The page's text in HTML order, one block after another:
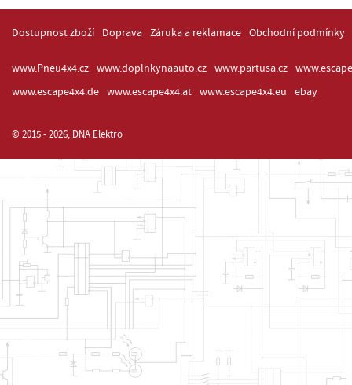
Dostupnost zboží Doprava Záruka a reklamace Obchodní podmínky
www.Pneu4x4.cz www.doplnkynaauto.cz www.partusa.cz
www.escape4x4.de
www.escape4x4.at www.escape4x4.eu ebay
© 2015 - 2026, DNA Elektro